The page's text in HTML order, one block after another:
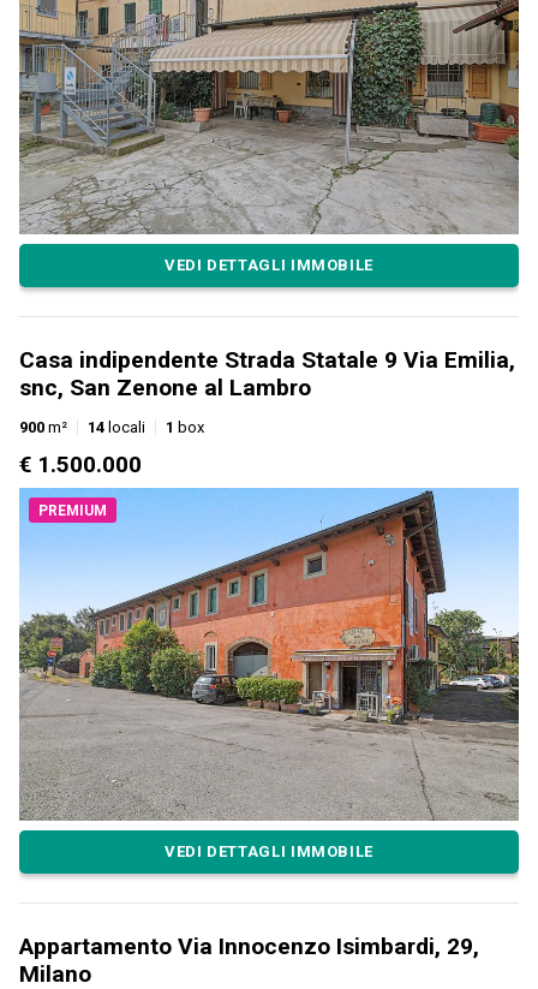
VEDI DETTAGLI IMMOBILE
Casa indipendente Strada Statale 9 Via Emilia,
snc, San Zenone al Lambro
900 m² 14 locali 1 box
€ 1.500.000
PREMIUM
VEDI DETTAGLI IMMOBILE
Appartamento Via Innocenzo Isimbardi, 29,
Milano